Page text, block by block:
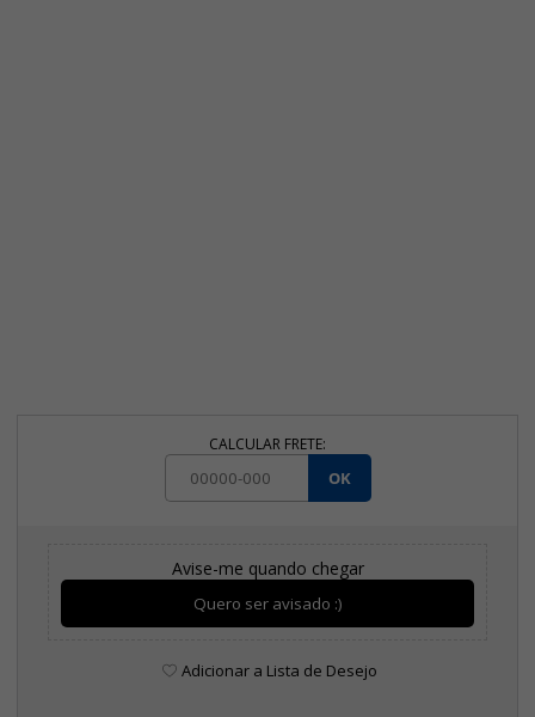
CALCULAR FRETE:
OK
Avise-me quando chegar
Quero ser avisado :)
Adicionar a Lista de Desejo